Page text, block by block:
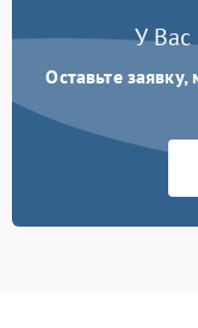
У Вас
Оставьте